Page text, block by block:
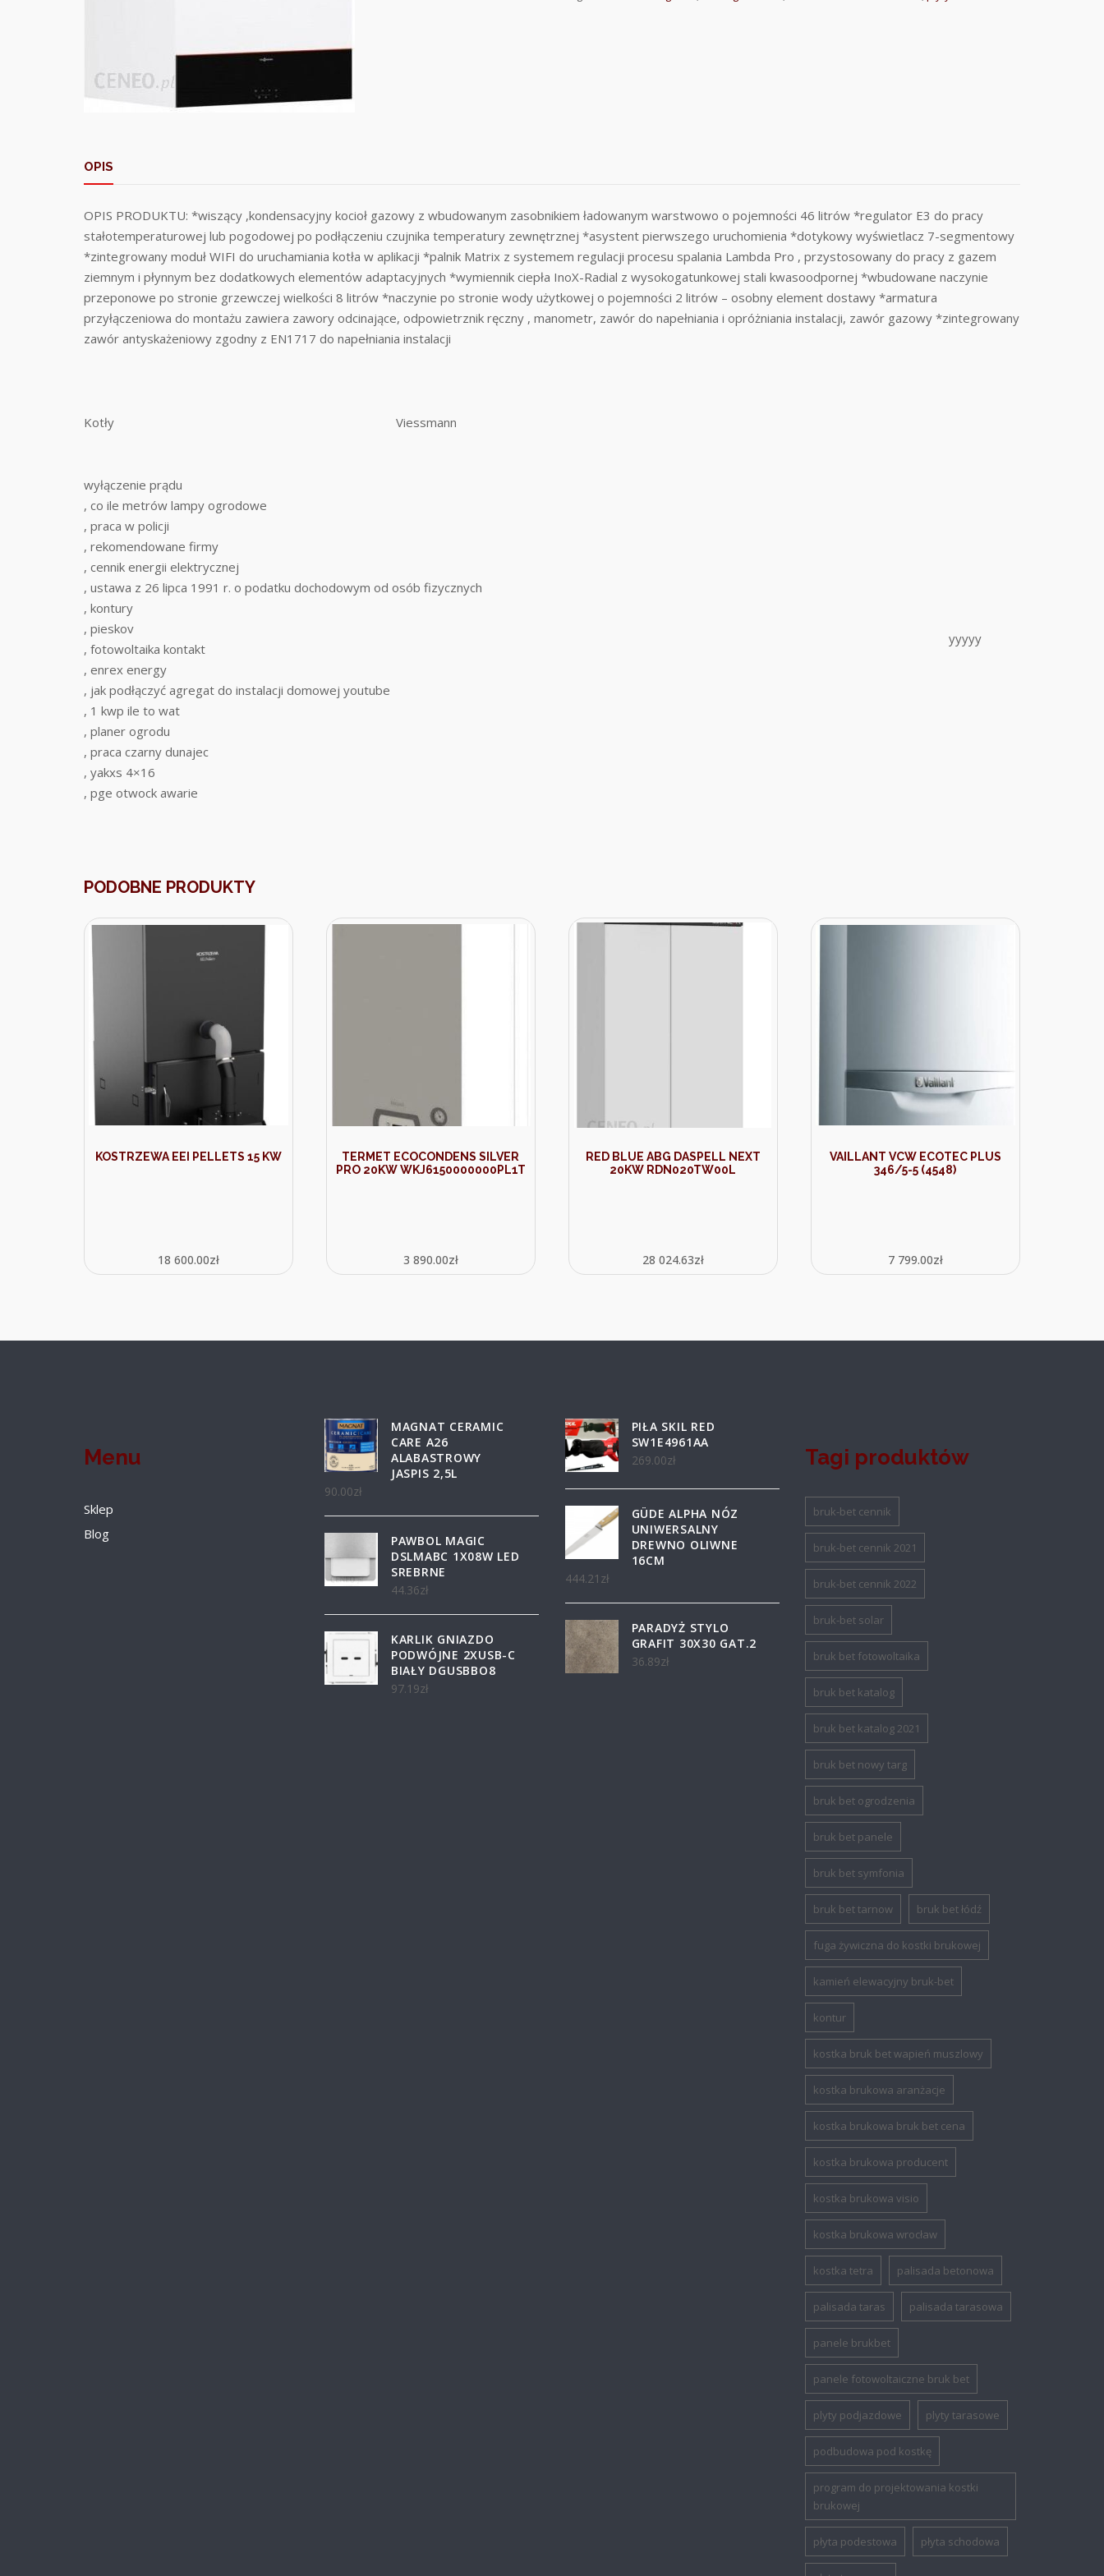
OPIS
OPIS PRODUKTU: *wiszący ,kondensacyjny kocioł gazowy z wbudowanym zasobnikiem ładowanym warstwowo o pojemności 46 litrów *regulator E3 do pracy
stałotemperaturowej lub pogodowej po podłączeniu czujnika temperatury zewnętrznej *asystent pierwszego uruchomienia *dotykowy wyświetlacz 7-segmentowy
*zintegrowany moduł WIFI do uruchamiania kotła w aplikacji *palnik Matrix z systemem regulacji procesu spalania Lambda Pro , przystosowany do pracy z gazem
ziemnym i płynnym bez dodatkowych elementów adaptacyjnych *wymiennik ciepła InoX-Radial z wysokogatunkowej stali kwasoodpornej *wbudowane naczynie
przeponowe po stronie grzewczej wielkości 8 litrów *naczynie po stronie wody użytkowej o pojemności 2 litrów – osobny element dostawy *armatura
przyłączeniowa do montażu zawiera zawory odcinające, odpowietrznik ręczny , manometr, zawór do napełniania i opróżniania instalacji, zawór gazowy *zintegrowany
zawór antyskażeniowy zgodny z EN1717 do napełniania instalacji
Kotły Viessmann
wyłączenie prądu
, co ile metrów lampy ogrodowe
, praca w policji
, rekomendowane firmy
, cennik energii elektrycznej
, ustawa z 26 lipca 1991 r. o podatku dochodowym od osób fizycznych
, kontury
, pieskov
, fotowoltaika kontakt
, enrex energy
, jak podłączyć agregat do instalacji domowej youtube
, 1 kwp ile to wat
, planer ogrodu
, praca czarny dunajec
, yakxs 4×16
, pge otwock awarie
yyyyy
PODOBNE PRODUKTY
KOSTRZEWA EEI PELLETS 15 KW
18 600.00zł
TERMET ECOCONDENS SILVER
PRO 20KW WKJ6150000000PL1T
3 890.00zł
RED BLUE ABG DASPELL NEXT
20KW RDN020TW00L
28 024.63zł
VAILLANT VCW ECOTEC PLUS
346/5-5 (4548)
7 799.00zł
Menu
Sklep
Blog
MAGNAT CERAMIC
CARE A26
ALABASTROWY
JASPIS 2,5L
90.00zł
PAWBOL MAGIC
DSLMABC 1X08W LED
SREBRNE
44.36zł
KARLIK GNIAZDO
PODWÓJNE 2XUSB-C
BIAŁY DGUSBBO8
97.19zł
PIŁA SKIL RED
SW1E4961AA
269.00zł
GÜDE ALPHA NÓZ
UNIWERSALNY
DREWNO OLIWNE
16CM
444.21 zł
PARADYŻ STYLO
GRAFIT 30X30 GAT.2
36.89zł
Tagi produktów
bruk-bet cennik
bruk-bet cennik 2021
bruk-bet cennik 2022
bruk-bet solar
bruk bet fotowoltaika
bruk bet katalog
bruk bet katalog 2021
bruk bet nowy targ
bruk bet ogrodzenia
bruk bet panele
bruk bet symfonia
bruk bet tarnow bruk bet łódź
fuga żywiczna do kostki brukowej
kamień elewacyjny bruk-bet
kontur
kostka bruk bet wapień muszlowy
kostka brukowa aranżacje
kostka brukowa bruk bet cena
kostka brukowa producent
kostka brukowa visio
kostka brukowa wrocław
kostka tetra palisada betonowa
palisada taras palisada tarasowa
panele brukbet
panele fotowoltaiczne bruk bet
plyty podjazdowe plyty tarasowe
podbudowa pod kostkę
program do projektowania kostki
brukowej
płyta podestowa płyta schodowa